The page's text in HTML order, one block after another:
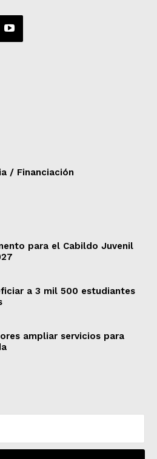
/ Financiación
para el Cabildo Juvenil
a 3 mil 500 estudiantes
ampliar servicios para